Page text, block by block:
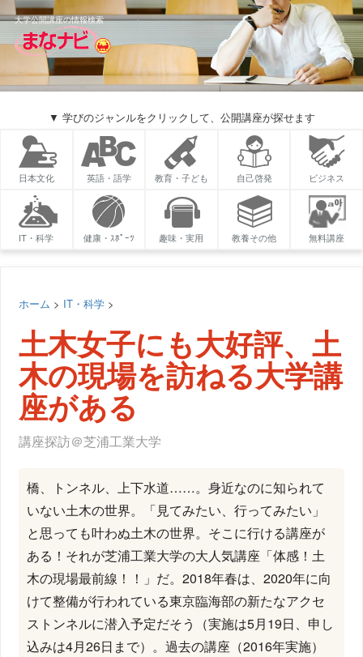
大学公開講座の情報検索
▼ 学びのジャンルをクリックして、公開講座が探せます
日本文化 英語・語学 教育・子ども 自己啓発 ビジネス
IT・科学 健康・ｽﾎﾟｰﾂ 趣味・実用 教養その他 無料講座
ホーム > IT・科学 >
土木女子にも大好評、土
木の現場を訪ねる大学講
座がある
講座探訪＠芝浦工業大学
橋、トンネル、上下水道……。身近なのに知られて
いない土木の世界。「見てみたい、行ってみたい」
と思っても叶わぬ土木の世界。そこに行ける講座が
ある！それが芝浦工業大学の大人気講座「体感！土
木の現場最前線！！」だ。2018年春は、2020年に向
けて整備が行われている東京臨海部の新たなアクセ
ストンネルに潜入予定だそう（実施は5月19日、申し
込みは4月26日まで）。過去の講座（2016年実施）